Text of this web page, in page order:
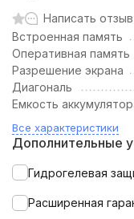
Написать отзыв
Встроенная память
Оперативная память
Разрешение экрана
Диагональ
Емкость
Все характеристики
Дополнительные
Гидрогелевая
Расширенная